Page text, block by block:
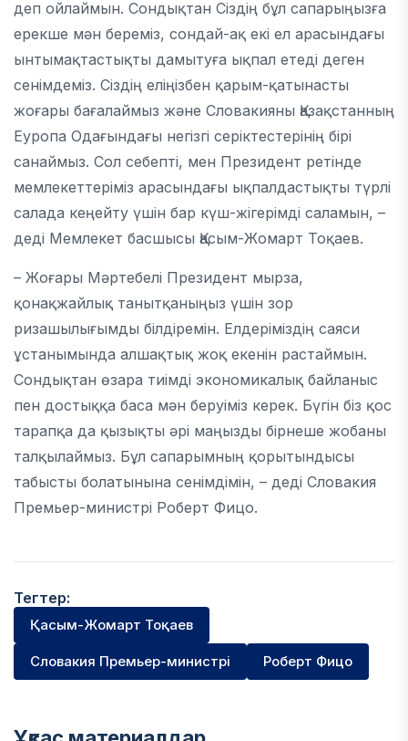
деп ойлаймын. Сондықтан Сіздің бұл сапарыңызға
ерекше мән береміз, сондай-ақ екі ел арасындағы
ынтымақтастықты дамытуға ықпал етеді деген
сенімдеміз. Сіздің еліңізбен қарым-қатынасты
жоғары бағалаймыз және Словакияны Қазақстанның
Еуропа Одағындағы негізгі серіктестерінің бірі
санаймыз. Сол себепті, мен Президент ретінде
мемлекеттеріміз арасындағы ықпалдастықты түрлі
салада кеңейту үшін бар күш-жігерімді саламын, –
деді Мемлекет басшысы Қасым-Жомарт Тоқаев.
– Жоғары Мәртебелі Президент мырза,
қонақжайлық танытқаныңыз үшін зор
ризашылығымды білдіремін. Елдеріміздің саяси
ұстанымында алшақтық жоқ екенін растаймын.
Сондықтан өзара тиімді экономикалық байланыс
пен достыққа баса мән беруіміз керек. Бүгін біз қос
тарапқа да қызықты әрі маңызды бірнеше жобаны
талқылаймыз. Бұл сапарымның қорытындысы
табысты болатынына сенімдімін, – деді Словакия
Премьер-министрі Роберт Фицо.
Тегтер:
Қасым-Жомарт Тоқаев
Словакия Премьер-министрі Роберт Фицо